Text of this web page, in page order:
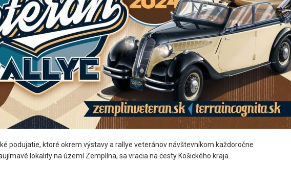
podujatie, ktoré okrem výstavy a rallye veteránov návštevníkom každoročne
lokality na území Zemplína, sa vracia na cesty Košického kraja.